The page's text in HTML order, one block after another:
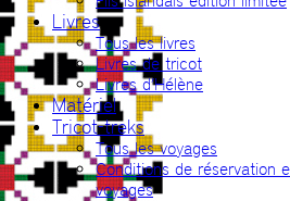
Livres
Tous les livres
Livres de tricot
Livres d’Hélène
Matériel
Tricot-treks
Tous les voyages
Conditions de réservation
voyages